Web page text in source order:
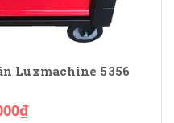
Luxmachine 5356